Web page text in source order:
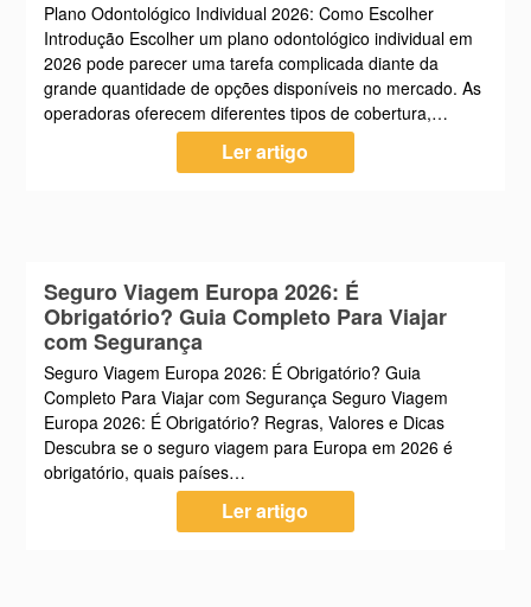
Plano Odontológico Individual 2026: Como Escolher
Introdução Escolher um plano odontológico individual em
2026 pode parecer uma tarefa complicada diante da
grande quantidade de opções disponíveis no mercado. As
operadoras oferecem diferentes tipos de cobertura,…
Ler artigo
Seguro Viagem Europa 2026: É
Obrigatório? Guia Completo Para Viajar
com Segurança
Seguro Viagem Europa 2026: É Obrigatório? Guia
Completo Para Viajar com Segurança Seguro Viagem
Europa 2026: É Obrigatório? Regras, Valores e Dicas
Descubra se o seguro viagem para Europa em 2026 é
obrigatório, quais países…
Ler artigo